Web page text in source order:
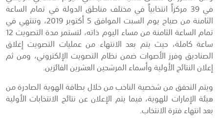
في 39 مركزاً انتخابياً في مختلف مناطق الدولة في تمام الساعة
الثامنة من صباح يوم السبت الموافق 5 أكتوبر 2019، وتنتهي في
تمام الساعة الثامنة من مساء اليوم ذاته، لتستمر مدة التصويت 12
ساعة كاملة، حيث يتم بعد الانتهاء من عمليات التصويت إغلاق
الصناديق وفرز الأصوات ضمن نظام التصويت الإلكتروني، ومن ثم
إعلان النتائج الأولية وأسماء المرشحين العشرين الفائزين.
ويتم التحقق من شخصية الناخب من خلال بطاقة الهوية الصادرة من
هيئة الإمارات للهوية، فيما يتم الإعلان عن نتائج الانتخابات الأولية
بعد انتهاء فترة الانتخاب.